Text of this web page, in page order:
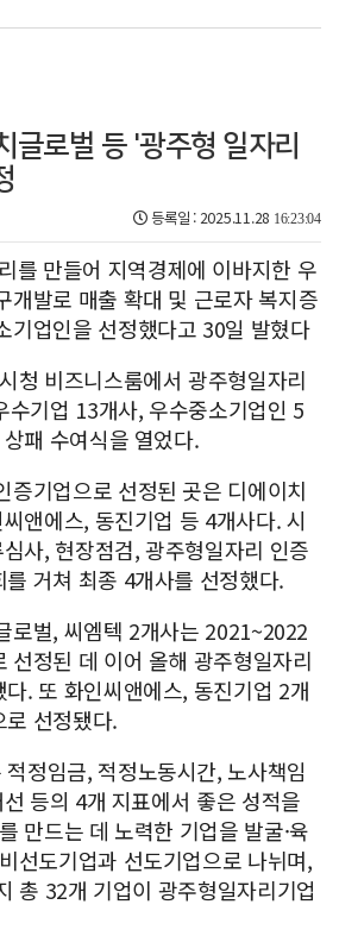
글로벌 등 '광주형 일자리
등록일 : 2025.11.28 16:23:04
를 만들어 지역경제에 이바지한 우
개발로 매출 확대 및 근로자 복지증
기업인을 선정했다고 30일 발혔다
청 비즈니스룸에서 광주형일자리
수기업 13개사, 우수중소기업인 5
패 수여식을 열었다.
증기업으로 선정된 곳은 디에이치
앤에스, 동진기업 등 4개사다. 시
사, 현장점검, 광주형일자리 인증
거쳐 최종 4개사를 선정했다.
로벌, 씨엠텍 2개사는 2021~2022
선정된 데 이어 올해 광주형일자리
. 또 화인씨앤에스, 동진기업 2개
선정됐다.
정임금, 적정노동시간, 노사책임
등의 4개 지표에서 좋은 성적을
만드는 데 노력한 기업을 발굴·육
선도기업과 선도기업으로 나뉘며,
총 32개 기업이 광주형일자리기업